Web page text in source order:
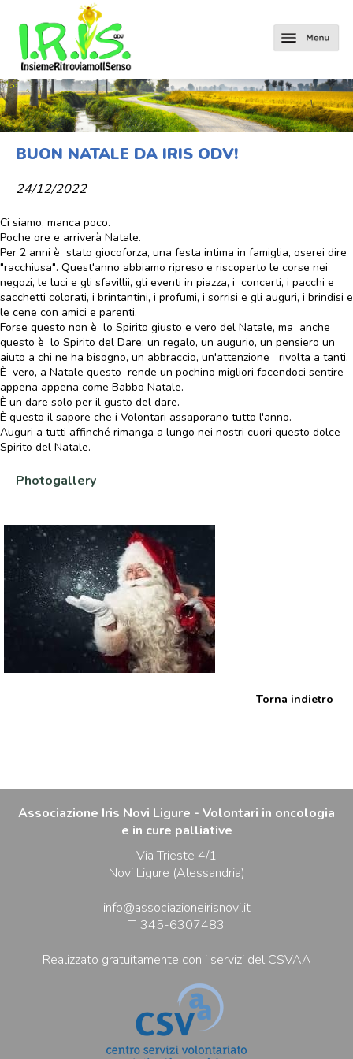
BUON NATALE DA IRIS ODV!
24/12/2022
Ci siamo, manca poco.
Poche ore e arriverà Natale.
Per 2 anni è stato giocoforza, una festa intima in famiglia, oserei dire
"racchiusa". Quest'anno abbiamo ripreso e riscoperto le corse nei
negozi, le luci e gli sfavillii, gli eventi in piazza, i concerti, i pacchi e
sacchetti colorati, i brintantini, i profumi, i sorrisi e gli auguri, i brindisi e
le cene con amici e parenti.
Forse questo non è lo Spirito giusto e vero del Natale, ma anche
questo è lo Spirito del Dare: un regalo, un augurio, un pensiero un
aiuto a chi ne ha bisogno, un abbraccio, un'attenzione rivolta a tanti.
È vero, a Natale questo rende un pochino migliori facendoci sentire
appena appena come Babbo Natale.
È un dare solo per il gusto del dare.
È questo il sapore che i Volontari assaporano tutto l'anno.
Auguri a tutti affinché rimanga a lungo nei nostri cuori questo dolce
Spirito del Natale.
Photogallery
Torna indietro
Associazione Iris Novi Ligure - Volontari in oncologia
e in cure palliative
Via Trieste 4/1
Novi Ligure (Alessandria)
info@associazioneirisnovi.it
T. 345-6307483
Realizzato gratuitamente con i servizi del CSVAA